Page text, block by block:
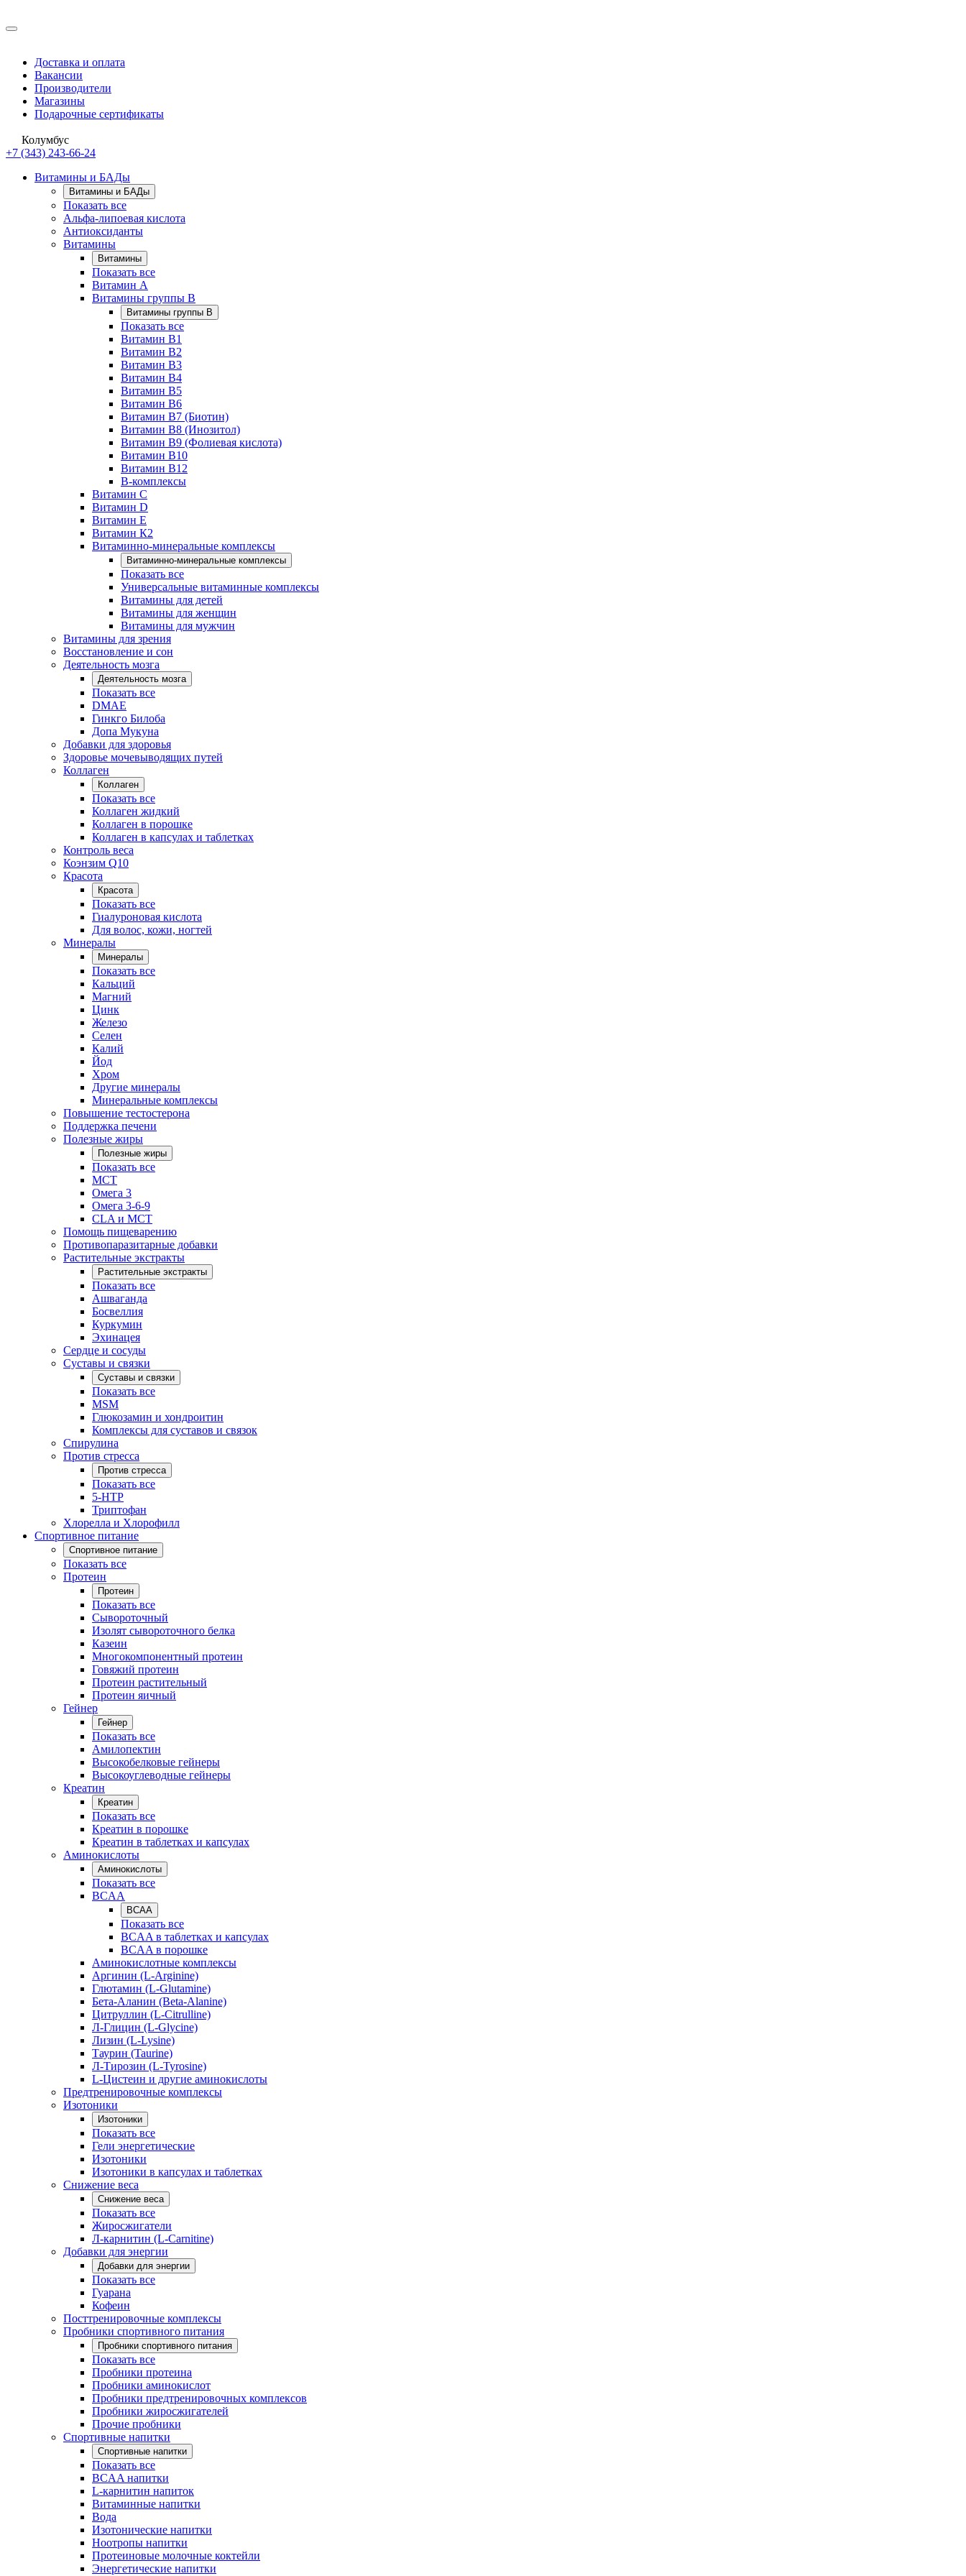
Доставка и оплата
Вакансии
Производители
Магазины
Подарочные сертификаты
Колумбус
+7 (343) 243-66-24
Витамины и БАДы
Витамины и БАДы
Показать все
Альфа-липоевая кислота
Антиоксиданты
Витамины
Витамины
Показать все
Витамин A
Витамины группы B
Витамины группы B
Показать все
Витамин B1
Витамин B2
Витамин B3
Витамин B4
Витамин B5
Витамин B6
Витамин B7 (Биотин)
Витамин B8 (Инозитол)
Витамин B9 (Фолиевая кислота)
Витамин B10
Витамин B12
B-комплексы
Витамин C
Витамин D
Витамин E
Витамин К2
Витаминно-минеральные комплексы
Витаминно-минеральные комплексы
Показать все
Универсальные витаминные комплексы
Витамины для детей
Витамины для женщин
Витамины для мужчин
Витамины для зрения
Восстановление и сон
Деятельность мозга
Деятельность мозга
Показать все
DMAE
Гинкго Билоба
Допа Мукуна
Добавки для здоровья
Здоровье мочевыводящих путей
Коллаген
Коллаген
Показать все
Коллаген жидкий
Коллаген в порошке
Коллаген в капсулах и таблетках
Контроль веса
Коэнзим Q10
Красота
Красота
Показать все
Гиалуроновая кислота
Для волос, кожи, ногтей
Минералы
Минералы
Показать все
Кальций
Магний
Цинк
Железо
Селен
Калий
Йод
Хром
Другие минералы
Минеральные комплексы
Повышение тестостерона
Поддержка печени
Полезные жиры
Полезные жиры
Показать все
MCT
Омега 3
Омега 3-6-9
CLA и MCT
Помощь пищеварению
Противопаразитарные добавки
Растительные экстракты
Растительные экстракты
Показать все
Ашваганда
Босвеллия
Куркумин
Эхинацея
Сердце и сосуды
Суставы и связки
Суставы и связки
Показать все
MSM
Глюкозамин и хондроитин
Комплексы для суставов и связок
Спирулина
Против стресса
Против стресса
Показать все
5-HTP
Триптофан
Хлорелла и Хлорофилл
Спортивное питание
Спортивное питание
Показать все
Протеин
Протеин
Показать все
Сывороточный
Изолят сывороточного белка
Казеин
Многокомпонентный протеин
Говяжий протеин
Протеин растительный
Протеин яичный
Гейнер
Гейнер
Показать все
Амилопектин
Высокобелковые гейнеры
Высокоуглеводные гейнеры
Креатин
Креатин
Показать все
Креатин в порошке
Креатин в таблетках и капсулах
Аминокислоты
Аминокислоты
Показать все
BCAA
BCAA
Показать все
BCAA в таблетках и капсулах
BCAA в порошке
Аминокислотные комплексы
Аргинин (L-Arginine)
Глютамин (L-Glutamine)
Бета-Аланин (Beta-Alanine)
Цитруллин (L-Citrulline)
Л-Глицин (L-Glycine)
Лизин (L-Lysine)
Таурин (Taurine)
Л-Тирозин (L-Tyrosine)
L-Цистеин и другие аминокислоты
Предтренировочные комплексы
Изотоники
Изотоники
Показать все
Гели энергетические
Изотоники
Изотоники в капсулах и таблетках
Снижение веса
Снижение веса
Показать все
Жиросжигатели
Л-карнитин (L-Carnitine)
Добавки для энергии
Добавки для энергии
Показать все
Гуарана
Кофеин
Посттренировочные комплексы
Пробники спортивного питания
Пробники спортивного питания
Показать все
Пробники протеина
Пробники аминокислот
Пробники предтренировочных комплексов
Пробники жиросжигателей
Прочие пробники
Спортивные напитки
Спортивные напитки
Показать все
BCAA напитки
L-карнитин напиток
Витаминные напитки
Вода
Изотонические напитки
Ноотропы напитки
Протеиновые молочные коктейли
Энергетические напитки